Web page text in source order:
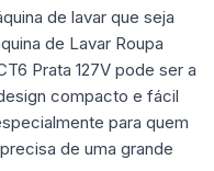
de lavar que seja
de Lavar Roupa
Prata 127V pode ser a
compacto e fácil
para quem
de uma grande